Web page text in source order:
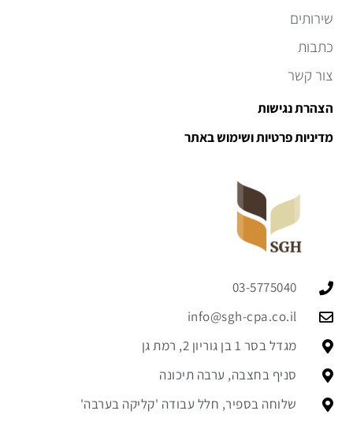
שירותים
כתבות
צור קשר
הצהרת נגישות
מדיניות פרטיות ושימוש באתר
03-5775040
info@sgh-cpa.co.il
מגדל בסר 1 בן גוריון 2, רמת גן
סניף בחצבה, ערבה תיכונה
שלוחה בספיר, חלל עבודה 'קליקה בערבה'